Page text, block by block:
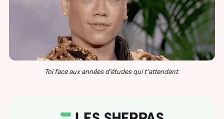
Toi face aux années d’études qui t’attendent.